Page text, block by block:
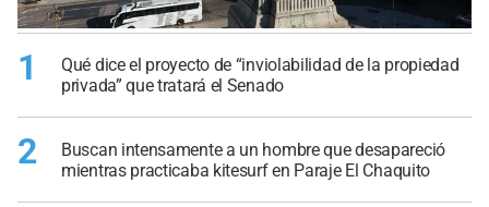
1
Qué dice el proyecto de “inviolabilidad de la propiedad
privada” que tratará el Senado
2
Buscan intensamente a un hombre que desapareció
mientras practicaba kitesurf en Paraje El Chaquito